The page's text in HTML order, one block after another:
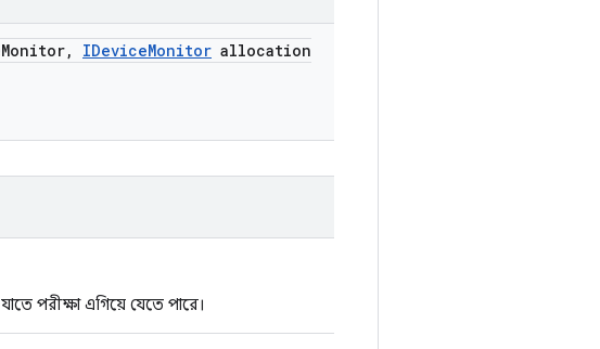
Monitor, IDeviceMonitor allocation
পরীক্ষা এগিয়ে যেতে পারে।